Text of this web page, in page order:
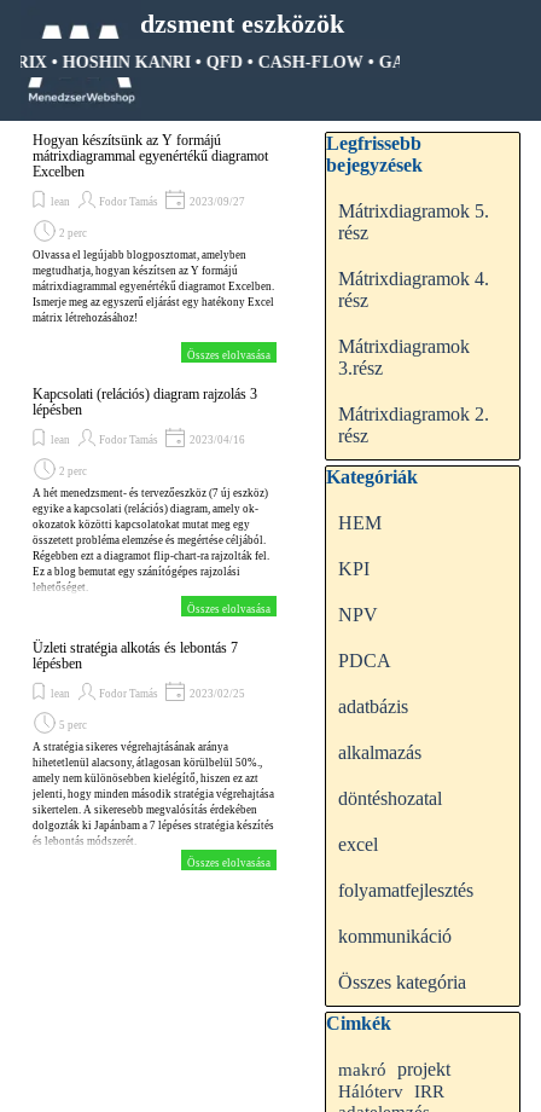
Menedzsment eszközök
• HOSHIN KANRI • QFD • CASH-FLOW • GANTT DIAGRAM •
Ugrás a menüre
Hogyan készítsünk az Y formájú
mátrixdiagrammal egyenértékű diagramot
Excelben
lean Fodor Tamás 2023/09/27
2 perc
Olvassa el legújabb blogposztomat, amelyben
megtudhatja, hogyan készítsen az Y formájú
mátrixdiagrammal egyenértékű diagramot Excelben.
Ismerje meg az egyszerű eljárást egy hatékony Excel
mátrix létrehozásához!
Összes elolvasása
Kapcsolati (relációs) diagram rajzolás 3
lépésben
lean Fodor Tamás 2023/04/16
2 perc
A hét menedzsment- és tervezőeszköz (7 új eszköz)
egyike a kapcsolati (relációs) diagram, amely ok-
okozatok közötti kapcsolatokat mutat meg egy
összetett probléma elemzése és megértése céljából.
Régebben ezt a diagramot flip-chart-ra rajzolták fel.
Ez a blog bemutat egy szánítógépes rajzolási
lehetőséget.
Összes elolvasása
Üzleti stratégia alkotás és lebontás 7
lépésben
lean Fodor Tamás 2023/02/25
5 perc
A stratégia sikeres végrehajtásának aránya
hihetetlenül alacsony, átlagosan körülbelül 50%.,
amely nem különösebben kielégítő, hiszen ez azt
jelenti, hogy minden második stratégia végrehajtása
sikertelen. A sikeresebb megvalósítás érdekében
dolgozták ki Japánbam a 7 lépéses stratégia készítés
és lebontás módszerét.
Összes elolvasása
Kihagy blokk Legfrissebb
Legfrissebb
bejegyzések
Mátrixdiagramok 5.
rész
Mátrixdiagramok 4.
rész
Mátrixdiagramok
3.rész
Mátrixdiagramok 2.
rész
Kihagy blokk Kategóriák
Kategóriák
HEM
KPI
NPV
PDCA
adatbázis
alkalmazás
döntéshozatal
excel
folyamatfejlesztés
kommunikáció
Összes kategória
Kihagy blokk Cimkék
Cimkék
makró projekt
Hálóterv IRR